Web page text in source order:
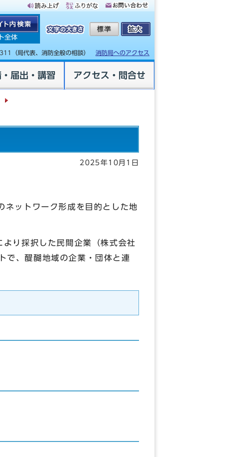
全体
（局代表、消防全般の相談） 消防局へのアクセス
・届出・講習 アクセス・問合せ
2025年10月1日
ットワーク形成を目的とした地
り採択した民間企業（株式会社
で、醍醐地域の企業・団体と連